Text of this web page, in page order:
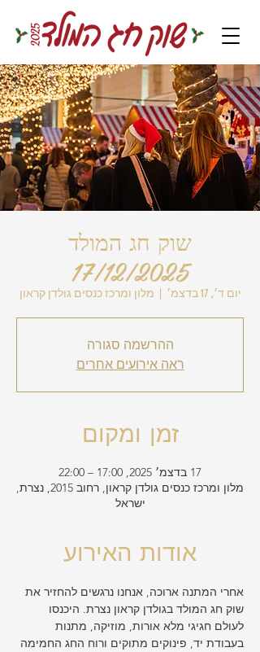
שוק חג המולד
17/12/2025
יום ד׳, 17 בדצמ׳
  |
מלון ומרכז כנסים גולדן קראון
ההרשמה סגורה
ראה אירועים אחרים
זמן ומקום
17 בדצמ׳ 2025, 17:00 – 22:00
מלון ומרכז כנסים גולדן קראון, רחוב 2015, נצרת,
ישראל
אודות האירוע
אחרי המתנה ארוכה, אנחנו נרגשים להחזיר את
שוק חג המולד בגולדן קראון נצרת. היכנסו
לעולם חגיגי מלא אורות, מוזיקה, מתנות
בעבודת יד, פינוקים מתוקים ורוח החג החמימה